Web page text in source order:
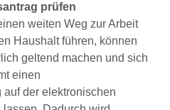
prüfen
weiten Weg zur Arbeit
Haushalt führen, können
geltend machen und sich
einen
der elektronischen